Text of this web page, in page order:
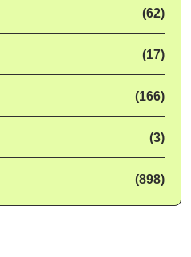
(62)
(17)
(166)
(3)
(898)